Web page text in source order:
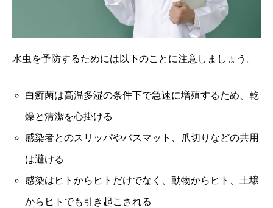
水虫を予防するためには以下のことに注意しましょう。
白癬菌は高温多湿の条件下で急速に増殖するため、乾
燥と清潔を心掛ける
感染者とのスリッパやバスマット、爪切りなどの共用
は避ける
感染はヒトからヒトだけでなく、動物からヒト、土壌
からヒトでも引き起こされる